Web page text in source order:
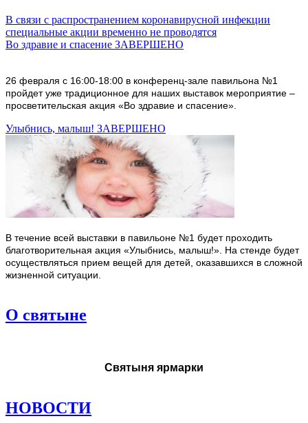
В связи с распространением коронавирусной инфекции
специальные акции временно не проводятся
Во здравие и спасение ЗАВЕРШЕНО
26 февраля с 16:00-18:00 в конференц-зале павильона №1
пройдет уже традиционное для наших выставок мероприятие –
просветительская акция «Во здравие и спасение».
Улыбнись, малыш! ЗАВЕРШЕНО
В течение всей выставки в павильоне №1 будет проходить
благотворительная акция «Улыбнись, малыш!». На стенде будет
осуществляться прием вещей для детей, оказавшихся в сложной
жизненной ситуации.
О святыне
Святыня ярмарки
НОВОСТИ